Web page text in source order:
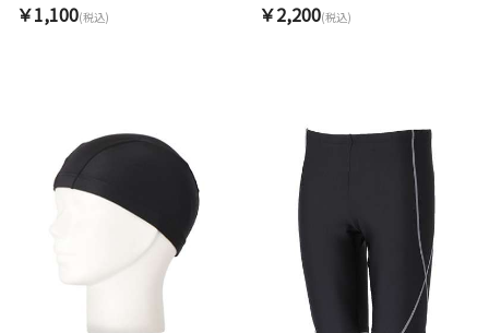
￥1,100(税込) ￥2,200(税込)